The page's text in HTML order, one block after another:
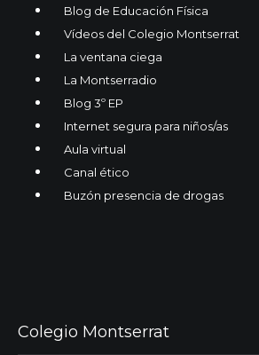
Blog de Educación Física
Vídeos del Colegio Montserrat
La ventana ciega
La Montserradio
Blog 3º EP
Internet segura para niños/as
Aula virtual
Canal ético
Buzón presencia de drogas
Colegio Montserrat